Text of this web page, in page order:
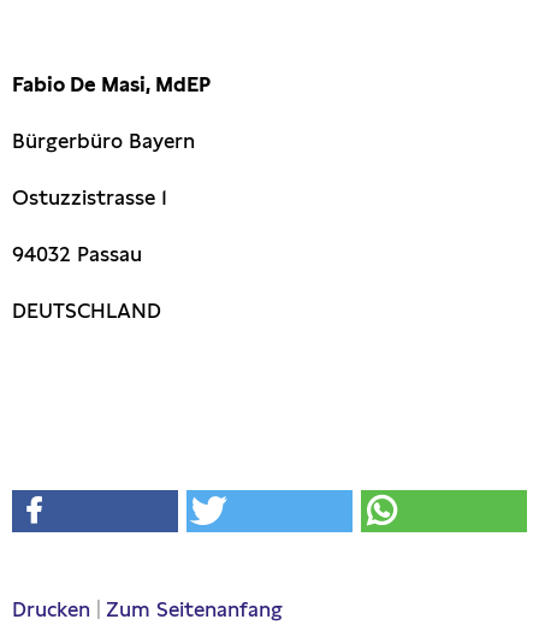
Fabio De Masi, MdEP
Bürgerbüro Bayern
Ostuzzistrasse 1
94032 Passau
DEUTSCHLAND
Drucken Zum Seitenanfang